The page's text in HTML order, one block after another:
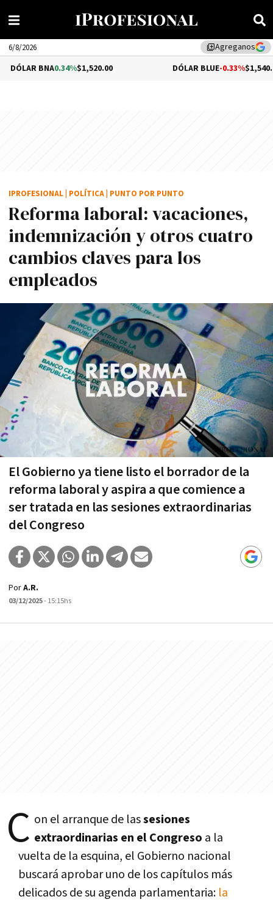
library_addAgreganos
6/8/2026
0.34%$1,520.00 -0.33%$1,540.00
Reforma laboral: vacaciones,
indemnización y otros cuatro
cambios claves para los
empleados
El Gobierno ya tiene listo el borrador de la
reforma laboral y aspira a que comience a
ser tratada en las sesiones extraordinarias
del Congreso
IPROFESIONAL POLÍTICA PUNTO POR PUNTO
PorA.R.
03/12/2025- 15:15hs
C on el arranque de lassesiones
extraordinarias en el Congreso a la
vuelta de la esquina, el Gobierno nacional
buscará aprobar uno de los capítulos más
delicados de su agenda parlamentaria: la